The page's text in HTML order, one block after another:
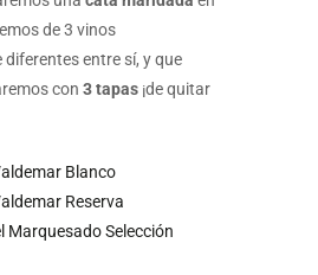
de 3 vinos
entre sí, y que
con 3 tapas ¡de quitar
Blanco
Reserva
Marquesado Selección